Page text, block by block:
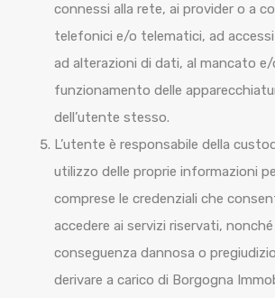
connessi alla rete, ai provider o a
telefonici e/o telematici, ad
ad alterazioni di dati, al mancato
funzionamento delle
dell’utente stesso.
L’utente è responsabile della
utilizzo delle proprie informazioni
comprese le credenziali che
accedere ai servizi riservati,
conseguenza dannosa o
derivare a carico di Borgogna